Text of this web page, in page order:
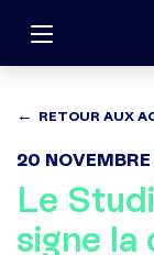
RETOUR AUX
20
Le
signe la